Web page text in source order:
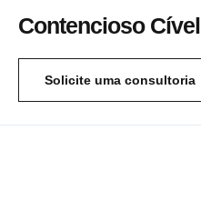
Contencioso Cível
Solicite uma consultoria